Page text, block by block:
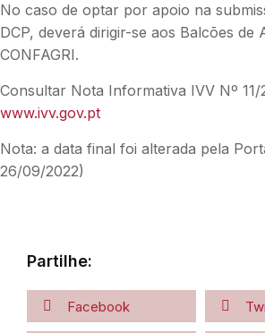
No caso de optar por apoio na
DCP, deverá dirigir-se aos Balcões de
CONFAGRI.
Consultar Nota Informativa IVV Nº
www.ivv.gov.pt
Nota: a data final foi alterada pela
26/09/2022)
Partilhe:
Facebook